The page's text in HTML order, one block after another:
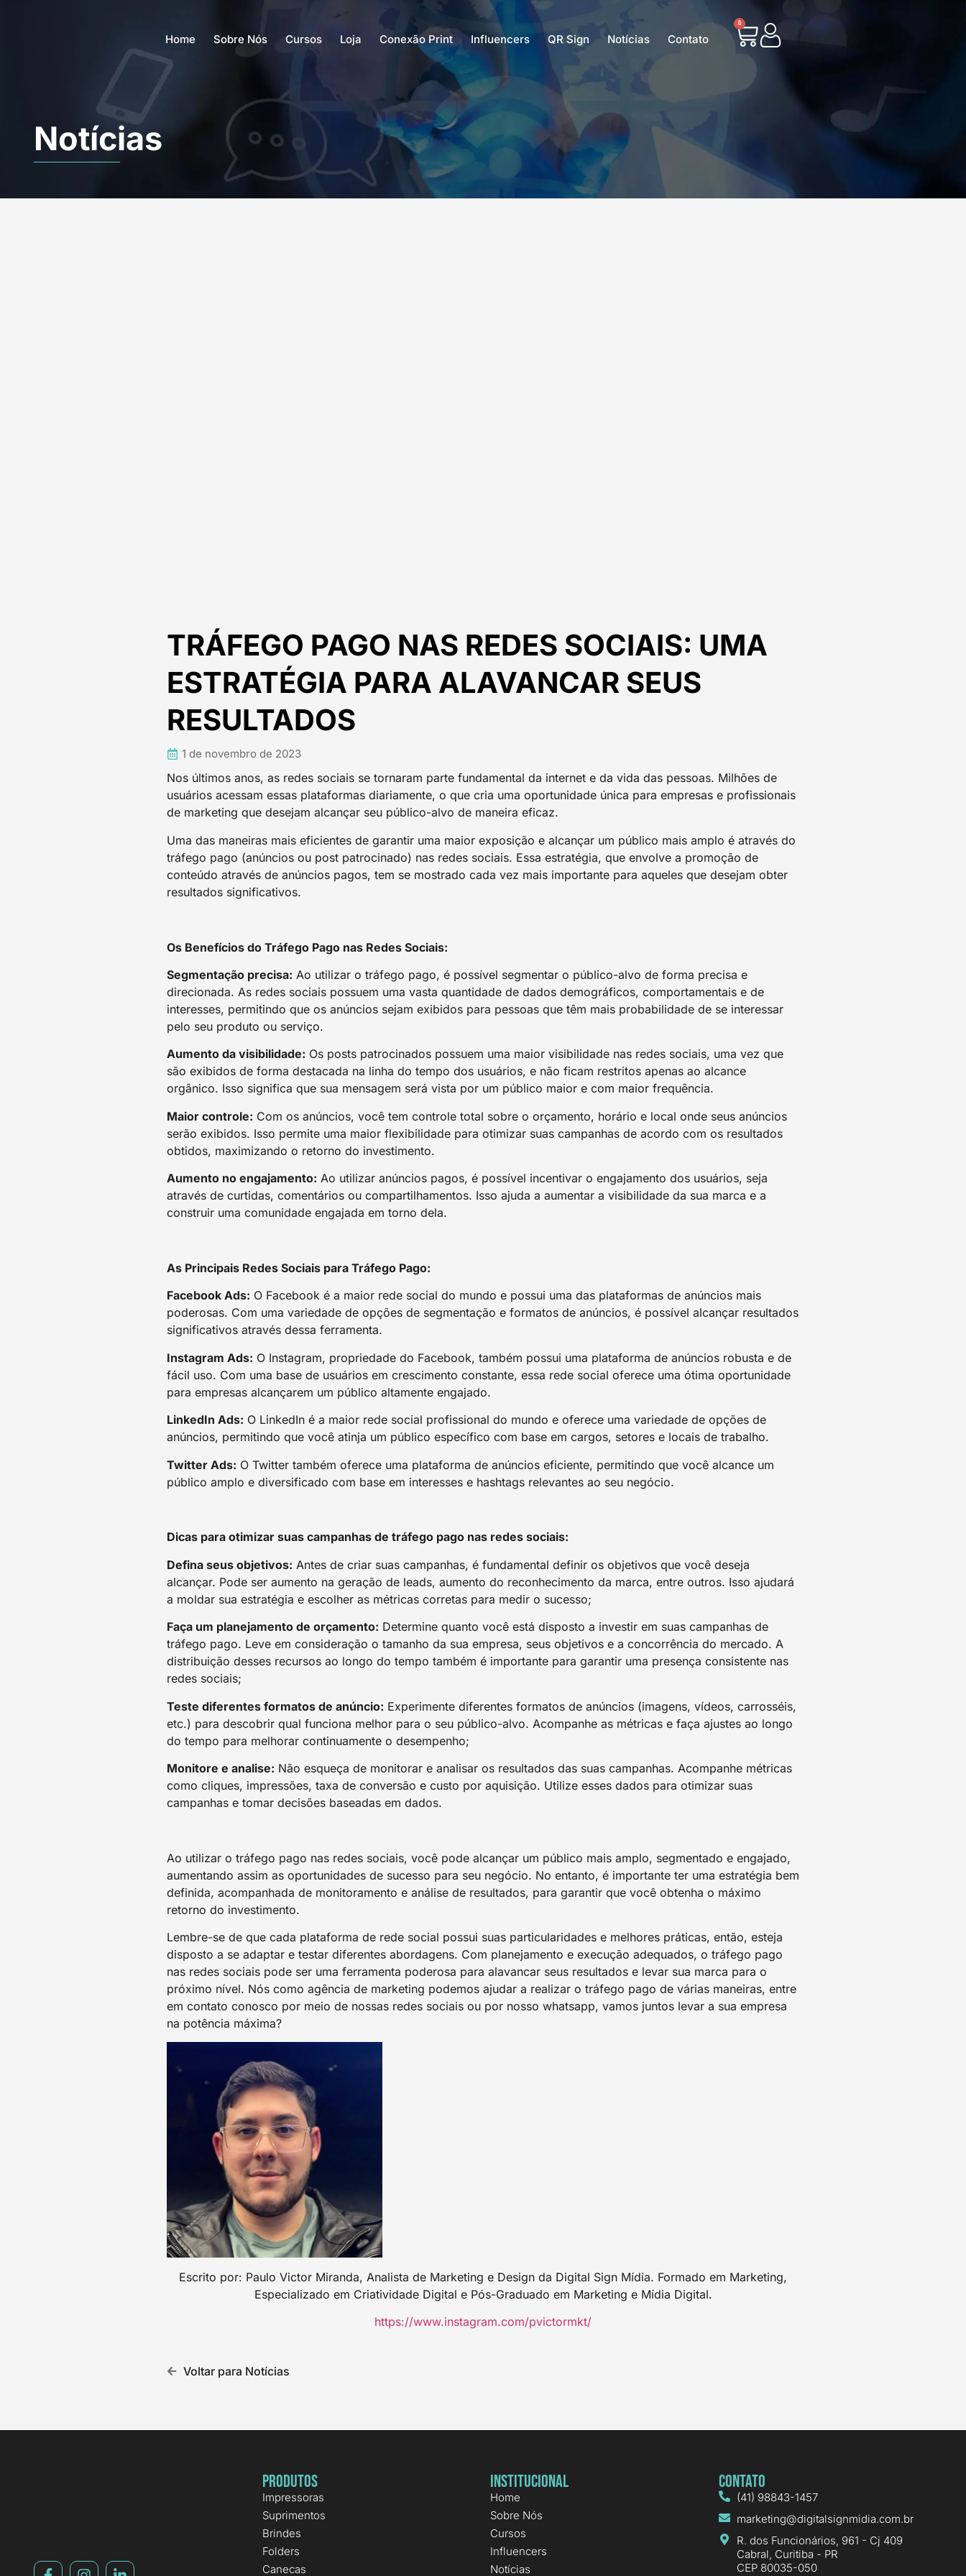
Home Sobre Nós Cursos Loja Conexão Print Influencers QR Sign Notícias Contato
0
Notícias
TRÁFEGO PAGO NAS REDES SOCIAIS: UMA
ESTRATÉGIA PARA ALAVANCAR SEUS
RESULTADOS
1 de novembro de 2023
Nos últimos anos, as redes sociais se tornaram parte fundamental da internet e da vida das pessoas. Milhões de
usuários acessam essas plataformas diariamente, o que cria uma oportunidade única para empresas e profissionais
de marketing que desejam alcançar seu público-alvo de maneira eficaz.
Uma das maneiras mais eficientes de garantir uma maior exposição e alcançar um público mais amplo é através do
tráfego pago (anúncios ou post patrocinado) nas redes sociais. Essa estratégia, que envolve a promoção de
conteúdo através de anúncios pagos, tem se mostrado cada vez mais importante para aqueles que desejam obter
resultados significativos.
Os Benefícios do Tráfego Pago nas Redes Sociais:
Segmentação precisa: Ao utilizar o tráfego pago, é possível segmentar o público-alvo de forma precisa e
direcionada. As redes sociais possuem uma vasta quantidade de dados demográficos, comportamentais e de
interesses, permitindo que os anúncios sejam exibidos para pessoas que têm mais probabilidade de se interessar
pelo seu produto ou serviço.
Aumento da visibilidade: Os posts patrocinados possuem uma maior visibilidade nas redes sociais, uma vez que
são exibidos de forma destacada na linha do tempo dos usuários, e não ficam restritos apenas ao alcance
orgânico. Isso significa que sua mensagem será vista por um público maior e com maior frequência.
Maior controle: Com os anúncios, você tem controle total sobre o orçamento, horário e local onde seus anúncios
serão exibidos. Isso permite uma maior flexibilidade para otimizar suas campanhas de acordo com os resultados
obtidos, maximizando o retorno do investimento.
Aumento no engajamento: Ao utilizar anúncios pagos, é possível incentivar o engajamento dos usuários, seja
através de curtidas, comentários ou compartilhamentos. Isso ajuda a aumentar a visibilidade da sua marca e a
construir uma comunidade engajada em torno dela.
As Principais Redes Sociais para Tráfego Pago:
Facebook Ads: O Facebook é a maior rede social do mundo e possui uma das plataformas de anúncios mais
poderosas. Com uma variedade de opções de segmentação e formatos de anúncios, é possível alcançar resultados
significativos através dessa ferramenta.
Instagram Ads: O Instagram, propriedade do Facebook, também possui uma plataforma de anúncios robusta e de
fácil uso. Com uma base de usuários em crescimento constante, essa rede social oferece uma ótima oportunidade
para empresas alcançarem um público altamente engajado.
LinkedIn Ads: O LinkedIn é a maior rede social profissional do mundo e oferece uma variedade de opções de
anúncios, permitindo que você atinja um público específico com base em cargos, setores e locais de trabalho.
Twitter Ads: O Twitter também oferece uma plataforma de anúncios eficiente, permitindo que você alcance um
público amplo e diversificado com base em interesses e hashtags relevantes ao seu negócio.
Dicas para otimizar suas campanhas de tráfego pago nas redes sociais:
Defina seus objetivos: Antes de criar suas campanhas, é fundamental definir os objetivos que você deseja
alcançar. Pode ser aumento na geração de leads, aumento do reconhecimento da marca, entre outros. Isso ajudará
a moldar sua estratégia e escolher as métricas corretas para medir o sucesso;
Faça um planejamento de orçamento: Determine quanto você está disposto a investir em suas campanhas de
tráfego pago. Leve em consideração o tamanho da sua empresa, seus objetivos e a concorrência do mercado. A
distribuição desses recursos ao longo do tempo também é importante para garantir uma presença consistente nas
redes sociais;
Teste diferentes formatos de anúncio: Experimente diferentes formatos de anúncios (imagens, vídeos, carrosséis,
etc.) para descobrir qual funciona melhor para o seu público-alvo. Acompanhe as métricas e faça ajustes ao longo
do tempo para melhorar continuamente o desempenho;
Monitore e analise: Não esqueça de monitorar e analisar os resultados das suas campanhas. Acompanhe métricas
como cliques, impressões, taxa de conversão e custo por aquisição. Utilize esses dados para otimizar suas
campanhas e tomar decisões baseadas em dados.
Ao utilizar o tráfego pago nas redes sociais, você pode alcançar um público mais amplo, segmentado e engajado,
aumentando assim as oportunidades de sucesso para seu negócio. No entanto, é importante ter uma estratégia bem
definida, acompanhada de monitoramento e análise de resultados, para garantir que você obtenha o máximo
retorno do investimento.
Lembre-se de que cada plataforma de rede social possui suas particularidades e melhores práticas, então, esteja
disposto a se adaptar e testar diferentes abordagens. Com planejamento e execução adequados, o tráfego pago
nas redes sociais pode ser uma ferramenta poderosa para alavancar seus resultados e levar sua marca para o
próximo nível. Nós como agência de marketing podemos ajudar a realizar o tráfego pago de várias maneiras, entre
em contato conosco por meio de nossas redes sociais ou por nosso whatsapp, vamos juntos levar a sua empresa
na potência máxima?
Escrito por: Paulo Victor Miranda, Analista de Marketing e Design da Digital Sign Mídia. Formado em Marketing,
Especializado em Criatividade Digital e Pós-Graduado em Marketing e Mídia Digital.
https://www.instagram.com/pvictormkt/
Voltar para Notícias
Produtos
Impressoras
Suprimentos
Brindes
Folders
Canecas
Institucional
Home
Sobre Nós
Cursos
Influencers
Notícias
Contato
(41) 98843-1457
marketing@digitalsignmidia.com.br
R. dos Funcionários, 961 - Cj 409
Cabral, Curitiba - PR
CEP 80035-050